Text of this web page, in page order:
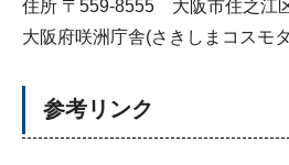
住所 〒559-8555 大阪市住之江
大阪府咲洲庁舎(さきしまコスモ
参考リンク